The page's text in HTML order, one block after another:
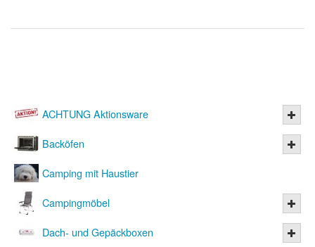
ACHTUNG Aktionsware
Backöfen
Camping mit Haustier
Campingmöbel
Dach- und Gepäckboxen